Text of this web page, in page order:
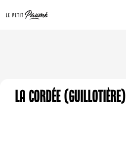
La cordée (guillotière)